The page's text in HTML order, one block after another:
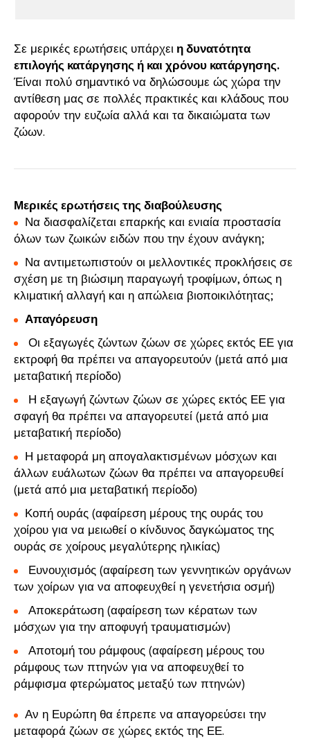
Σε μερικές ερωτήσεις υπάρχει η δυνατότητα
επιλογής κατάργησης ή και χρόνου κατάργησης.
Έίναι πολύ σημαντικό να δηλώσουμε ώς χώρα την
αντίθεση μας σε πολλές πρακτικές και κλάδους που
αφορούν την ευζωία αλλά και τα δικαιώματα των
ζώων.
Μερικές ερωτήσεις της διαβούλευσης
Να διασφαλίζεται επαρκής και ενιαία προστασία
όλων των ζωικών ειδών που την έχουν ανάγκη;
Να αντιμετωπιστούν οι μελλοντικές προκλήσεις σε
σχέση με τη βιώσιμη παραγωγή τροφίμων, όπως η
κλιματική αλλαγή και η απώλεια βιοποικιλότητας;
Απαγόρευση
Οι εξαγωγές ζώντων ζώων σε χώρες εκτός ΕΕ για
εκτροφή θα πρέπει να απαγορευτούν (μετά από μια
μεταβατική περίοδο)
Η εξαγωγή ζώντων ζώων σε χώρες εκτός ΕΕ για
σφαγή θα πρέπει να απαγορευτεί (μετά από μια
μεταβατική περίοδο)
Η μεταφορά μη απογαλακτισμένων μόσχων και
άλλων ευάλωτων ζώων θα πρέπει να απαγορευθεί
(μετά από μια μεταβατική περίοδο)
Κοπή ουράς (αφαίρεση μέρους της ουράς του
χοίρου για να μειωθεί ο κίνδυνος δαγκώματος της
ουράς σε χοίρους μεγαλύτερης ηλικίας)
Ευνουχισμός (αφαίρεση των γεννητικών οργάνων
των χοίρων για να αποφευχθεί η γενετήσια οσμή)
Αποκεράτωση (αφαίρεση των κέρατων των
μόσχων για την αποφυγή τραυματισμών)
Αποτομή του ράμφους (αφαίρεση μέρους του
ράμφους των πτηνών για να αποφευχθεί το
ράμφισμα φτερώματος μεταξύ των πτηνών)
Αν η Ευρώπη θα έπρεπε να απαγορεύσει την
μεταφορά ζώων σε χώρες εκτός της ΕΕ.